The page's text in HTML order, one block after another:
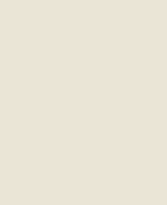
zuidelijk Afrika.